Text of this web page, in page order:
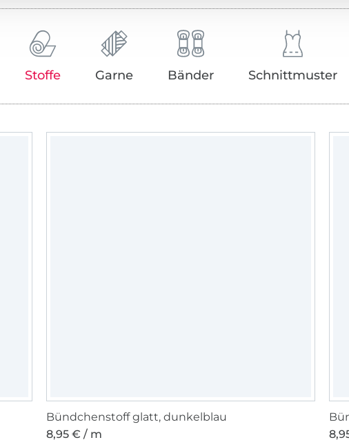
Stoffe Garne Bänder Schnittmuster
Bündchenstoff glatt, dunkelblau
8,95 € / m